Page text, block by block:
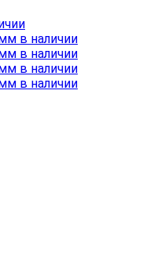
в наличии
в наличии
в наличии
в наличии